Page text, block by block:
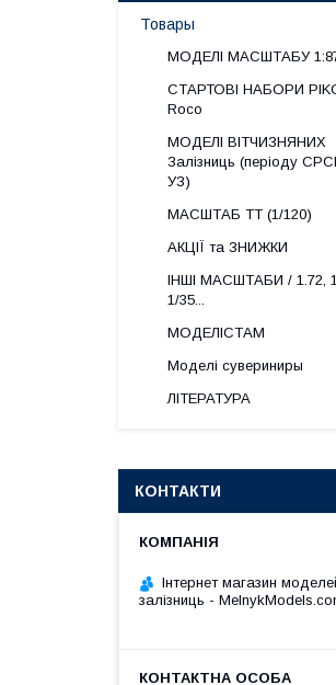
Товары
МОДЕЛІ МАСШТАБУ
СТАРТОВІ НАБОРИ
Roco
МОДЕЛІ ВІТЧИЗНЯНИХ
Залізниць (періоду
УЗ)
МАСШТАБ ТТ (1/120)
АКЦІЇ та ЗНИЖКИ
ІНШІ МАСШТАБИ / 1.72,
1/35...
МОДЕЛІСТАМ
Моделі сувериниры
ЛІТЕРАТУРА
КОНТАКТИ
Інтернет магазин
залізниць -